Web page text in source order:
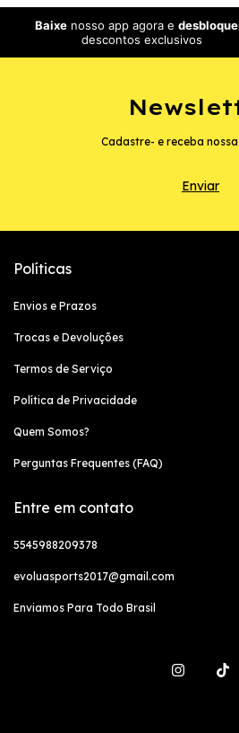
Baixenosso app agora e
descontos exclusivos
Cadastre- e receba
Políticas
Envios e Prazos
Trocas e Devoluções
Termos de Serviço
Política de Privacidade
Quem Somos?
Perguntas Frequentes (FAQ)
Entre em contato
5545988209378
evoluasports2017@gmail.com
Enviamos Para Todo Brasil